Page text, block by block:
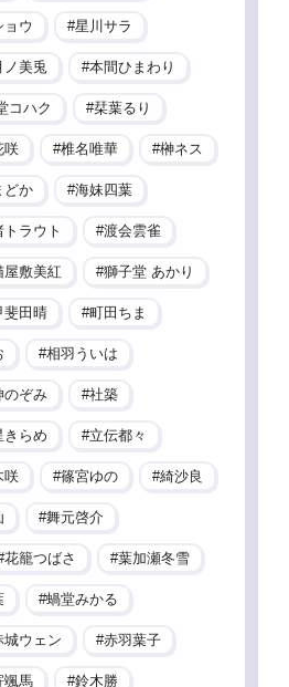
ョウ 星川サラ
ノ美兎 本間ひまわり
コハク 栞葉るり
咲 椎名唯華 榊ネス
どか 海妹四葉
トラウト 渡会雲雀
屋敷美紅 獅子堂 あかり
斐田晴 町田ちま
相羽ういは
のぞみ 社築
きらめ 立伝都々
咲 篠宮ゆの 綺沙良
舞元啓介
花籠つばさ 葉加瀬冬雪
蝸堂みかる
城ウェン 赤羽葉子
颯馬 鈴木勝